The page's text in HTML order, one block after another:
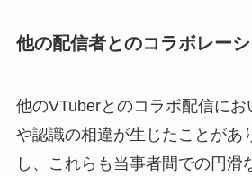
他の配信者とのコラボレー
他のVTuberとのコラボ配信に
や認識の相違が生じたことがあ
し、これらも当事者間での円滑